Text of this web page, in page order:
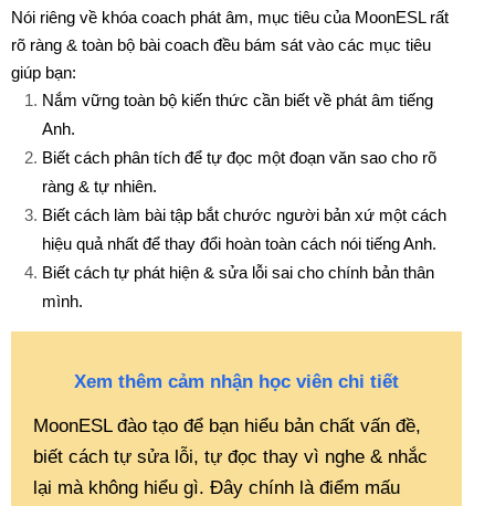
Nói riêng về khóa coach phát âm, mục tiêu của MoonESL rất
rõ ràng & toàn bộ bài coach đều bám sát vào các mục tiêu
giúp bạn:
Nắm vững toàn bộ kiến thức cần biết về phát âm tiếng
Anh.
Biết cách phân tích để tự đọc một đoạn văn sao cho rõ
ràng & tự nhiên.
Biết cách làm bài tập bắt chước người bản xứ một cách
hiệu quả nhất để thay đổi hoàn toàn cách nói tiếng Anh.
Biết cách tự phát hiện & sửa lỗi sai cho chính bản thân
mình.
Xem thêm cảm nhận học viên chi tiết
MoonESL đào tạo để bạn hiểu bản chất vấn đề,
biết cách tự sửa lỗi, tự đọc thay vì nghe & nhắc
lại mà không hiểu gì. Đây chính là điểm mấu